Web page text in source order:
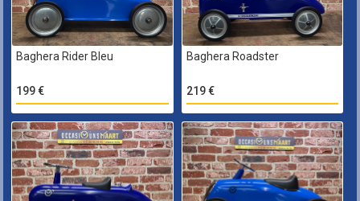
Baghera Rider Bleu
199 €
Baghera Roadster
219 €